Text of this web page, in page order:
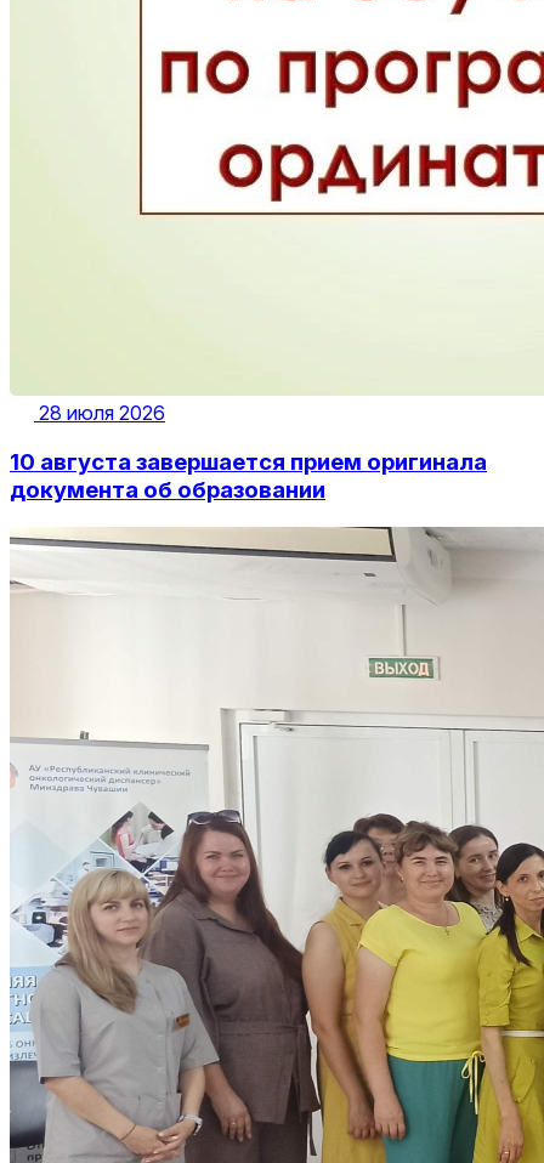
28 июля 2026
10 августа завершается прием оригинала
документа об образовании